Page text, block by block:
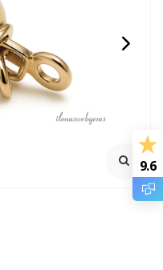
1 stuk 14/20 Gold filled
kralenkapje ca. 4mm
ca.4mm
€0,98 Incl. btw
Excl. btw
9.6